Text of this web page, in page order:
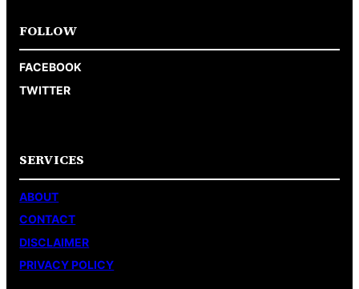
FOLLOW
FACEBOOK
TWITTER
SERVICES
ABOUT
CONTACT
DISCLAIMER
PRIVACY POLICY